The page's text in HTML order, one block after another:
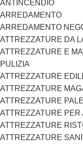
ANTINCENDIO
ARREDAMENTO
ARREDAMENTO
ATTREZZATURE DA
ATTREZZATURE E
PULIZIA
ATTREZZATURE EDILI
ATTREZZATURE
ATTREZZATURE
ATTREZZATURE PER
ATTREZZATURE
ATTREZZATURE